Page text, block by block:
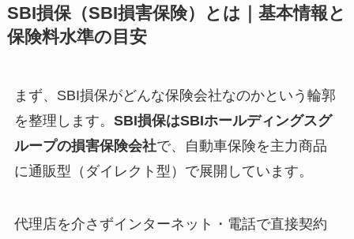
SBI損保（SBI損害保険）とは｜基本情報と
保険料水準の目安
まず、SBI損保がどんな保険会社なのかという輪郭
を整理します。 SBI損保はSBIホールディングスグ
ループの損害保険会社で、自動車保険を主力商品
に通販型（ダイレクト型）で展開しています。
代理店を介さずインターネット・電話で直接契約